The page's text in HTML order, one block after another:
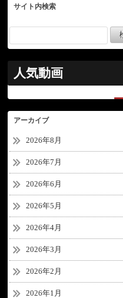
サイト内検索
人気動画
アーカイブ
2026年8月
2026年7月
2026年6月
2026年5月
2026年4月
2026年3月
2026年2月
2026年1月